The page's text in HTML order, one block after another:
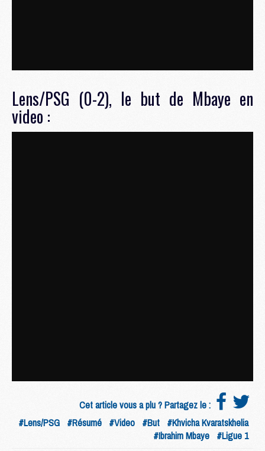
Lens/PSG (0-2), le but de Mbaye en
video :
Cet article vous a plu ? Partagez le :
#Lens/PSG #Résumé #Video #But #Khvicha Kvaratskhelia
#Ibrahim Mbaye #Ligue 1